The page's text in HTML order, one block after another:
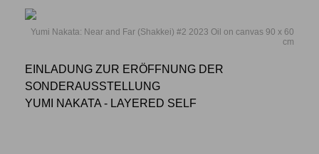
Yumi Nakata: Near and Far (Shakkei) #2 2023 Oil on canvas 90 x 60
cm
EINLADUNG ZUR ERÖFFNUNG DER
SONDERAUSSTELLUNG
YUMI NAKATA - LAYERED SELF